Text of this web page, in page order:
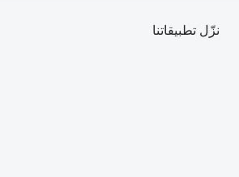
نزّل تطبيقاتنا